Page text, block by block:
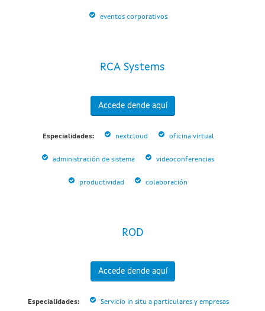
eventos corporativos
RCA Systems
Accede dende aquí
Especialidades: nextcloud oficina virtual
administración de sistema videoconferencias
productividad colaboración
ROD
Accede dende aquí
Especialidades: Servicio in situ a particulares y empresas